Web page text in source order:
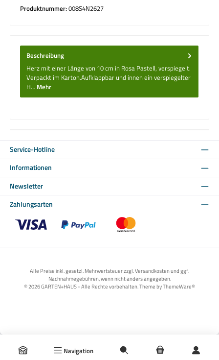
Navigation
Produktnummer:008S4N2627
Beschreibung
Herz mit einer Länge von 10 cm in Rosa Pastell, verspiegelt.
Verpackt im Karton.Aufklappbar und innen ein verspiegelter
H… Mehr
Service-Hotline
Informationen
Newsletter
Zahlungsarten
Alle Preise inkl. gesetzl. Mehrwertsteuer zzgl. Versandkosten und ggf.
Nachnahmegebühren, wenn nicht anders angegeben.
© 2026 GARTEN+HAUS - Alle Rechte vorbehalten. Theme byThemeWare®